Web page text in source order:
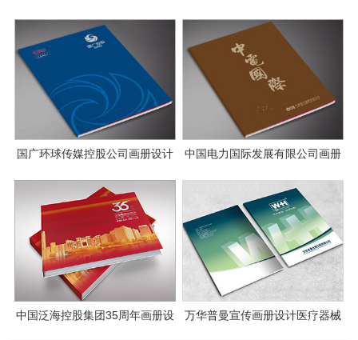
国广环球传媒控股公司画册设计
中国电力国际发展有限公司画册
中国泛海控股集团35周年画册设
万华普曼宣传画册设计医疗器械